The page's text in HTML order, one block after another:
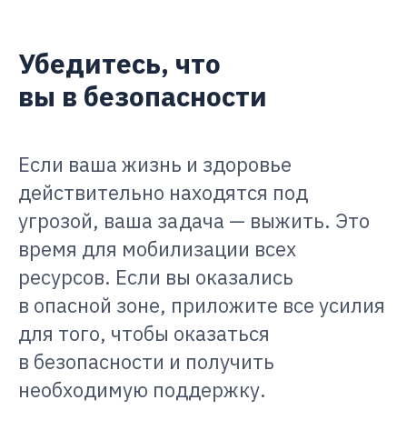
Убедитесь, что
вы в безопасности
Если ваша жизнь и здоровье
действительно находятся под
угрозой, ваша задача — выжить. Это
время для мобилизации всех
ресурсов. Если вы оказались
в опасной зоне, приложите все усилия
для того, чтобы оказаться
в безопасности и получить
необходимую поддержку.